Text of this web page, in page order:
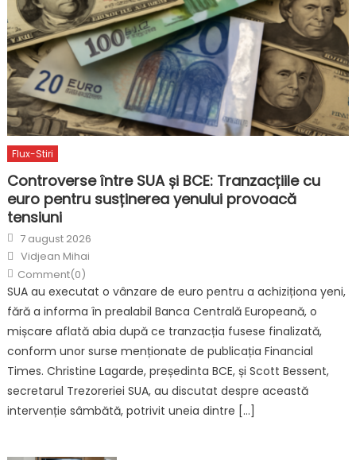
Flux-Stiri
Controverse între SUA și BCE: Tranzacțiile cu
euro pentru susținerea yenului provoacă
tensiuni
Posted
on
7 august 2026
Author
Vidjean Mihai
Comment(0)
SUA au executat o vânzare de euro pentru a achiziționa yeni,
fără a informa în prealabil Banca Centrală Europeană, o
mișcare aflată abia după ce tranzacția fusese finalizată,
conform unor surse menționate de publicația Financial
Times. Christine Lagarde, președinta BCE, și Scott Bessent,
secretarul Trezoreriei SUA, au discutat despre această
intervenție sâmbătă, potrivit uneia dintre […]